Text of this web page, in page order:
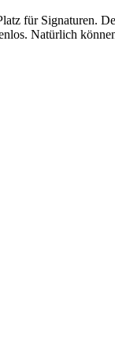
für Signaturen.
Natürlich